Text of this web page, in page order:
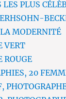
PLUS
MODERNITÉ
VERT
ROUGE
20